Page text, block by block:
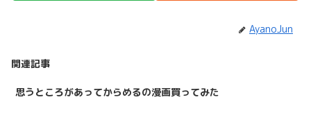
AyanoJun
関連記事
思うところがあってからめるの漫画買ってみた